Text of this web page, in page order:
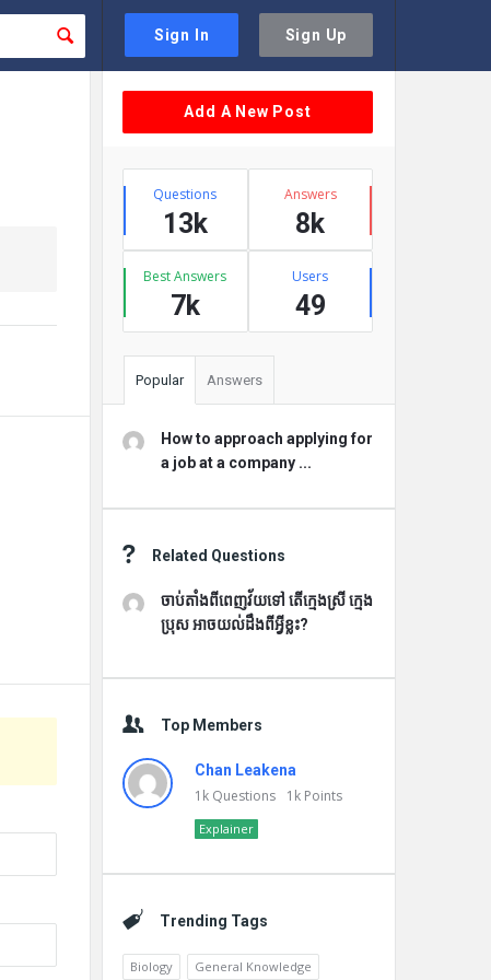
Sign In Sign Up
Sidebar
Add A New Post
Stats
Questions
13k
Answers
8k
Best Answers
7k
Users
49
Popular Answers
How to approach applying for
a job at a company ...
Related Questions
ចាប់តាំងពីពេញវ័យទៅ តើក្មេងស្រី ក្មេង
ប្រុស អាចយល់ដឹងពីអ្វីខ្លះ?
Top Members
Chan Leakena
1k Questions 1k Points
Explainer
Trending Tags
Biology General Knowledge